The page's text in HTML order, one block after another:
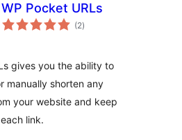
WP Pocket URLs
(2αξιολογήσεις
σύνολο
)
gives you the ability to
manually shorten any
your website and keep
link.